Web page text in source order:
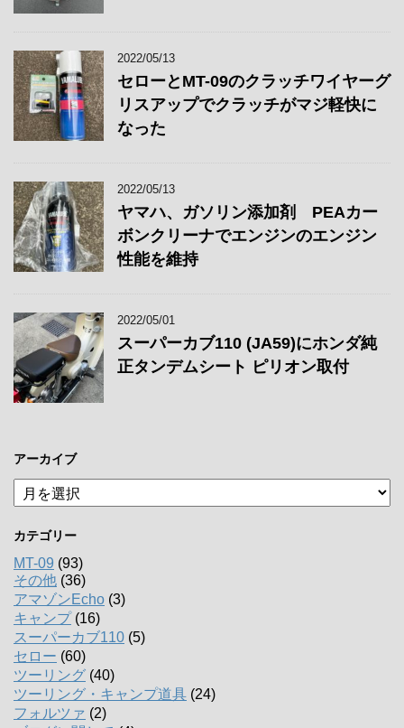
2022/05/13
セローとMT-09のクラッチワイヤーグ
リスアップでクラッチがマジ軽快に
なった
2022/05/13
ヤマハ、ガソリン添加剤 PEAカー
ボンクリーナでエンジンのエンジン
性能を維持
2022/05/01
スーパーカブ110 (JA59)にホンダ純
正タンデムシート ピリオン取付
アーカイブ
ア
ー
イ
ブ
カテゴリー
MT-09 (93)
その他 (36)
アマゾンEcho (3)
キャンプ(16)
スーパーカブ110 (5)
セロー (60)
ツーリング (40)
ツーリング・キャンプ道具 (24)
フォルツァ (2)